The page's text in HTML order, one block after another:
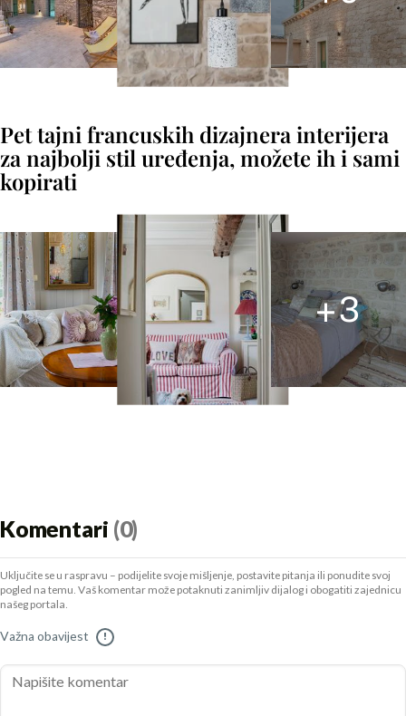
Pet tajni francuskih dizajnera interijera
za najbolji stil uređenja, možete ih i sami
kopirati
+3
Komentari (0)
Uključite se u raspravu – podijelite svoje mišljenje, postavite pitanja ili ponudite svoj
pogled na temu. Vaš komentar može potaknuti zanimljiv dijalog i obogatiti zajednicu
našeg portala.
Važna obavijest !